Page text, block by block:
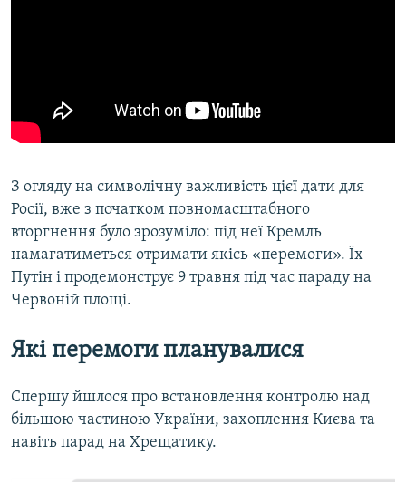
З огляду на символічну важливість цієї дати для
Росії, вже з початком повномасштабного
вторгнення було зрозуміло: під неї Кремль
намагатиметься отримати якісь «перемоги». Їх
Путін і продемонструє 9 травня під час параду на
Червоній площі.
Які перемоги планувалися
Спершу йшлося про встановлення контролю над
більшою частиною України, захоплення Києва та
навіть парад на Хрещатику.